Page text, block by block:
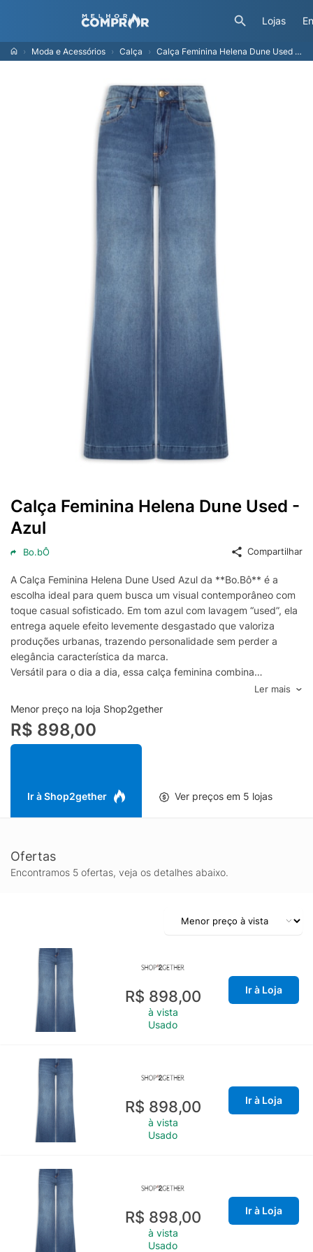
Lojas
Moda e Acessórios Calça Calça Feminina Helena Dune Used - Azul
Calça Feminina Helena Dune Used -
Azul
Bo.bÔ Compartilhar
A Calça Feminina Helena Dune Used Azul da **Bo.Bô** é a
escolha ideal para quem busca um visual contemporâneo com
toque casual sofisticado. Em tom azul com lavagem “used”, ela
entrega aquele efeito levemente desgastado que valoriza
produções urbanas, trazendo personalidade sem perder a
elegância característica da marca.
Versátil para o dia a dia, essa calça feminina combina
facilmente com camisetas e tênis para um look descomplicado,
ou com camisas, blazer e sandálias para uma proposta mais
refinada. O acabamento em denim e a estética da lavagem
Dune Used tornam a peça um curinga no guarda-roupa,
perfeita para compor diferentes estilos em todas as estações.
Ler mais
Menor preço na loja Shop2gether
R$ 898,00
Ir à Shop2gether Ver preços em 5 lojas
Ofertas
Encontramos 5 ofertas, veja os detalhes abaixo.
R$ 898,00
à vista
Usado
Ir à Loja
R$ 898,00
à vista
Usado
Ir à Loja
R$ 898,00
à vista
Usado
Ir à Loja